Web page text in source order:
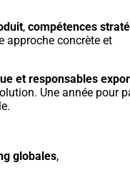
, compétences
approche concrète et
et responsables
Une année pour
globales,